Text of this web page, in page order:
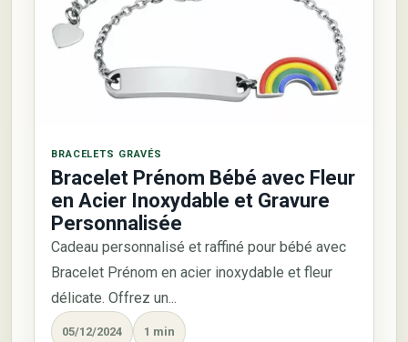
BRACELETS GRAVÉS
Bracelet Prénom Bébé avec Fleur
en Acier Inoxydable et Gravure
Personnalisée
Cadeau personnalisé et raffiné pour bébé avec
Bracelet Prénom en acier inoxydable et fleur
délicate. Offrez un...
05/12/2024 1 min